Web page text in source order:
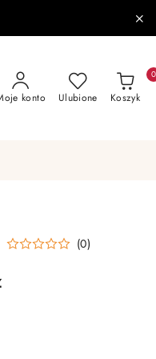
konto Ulubione Koszyk
0
(0)